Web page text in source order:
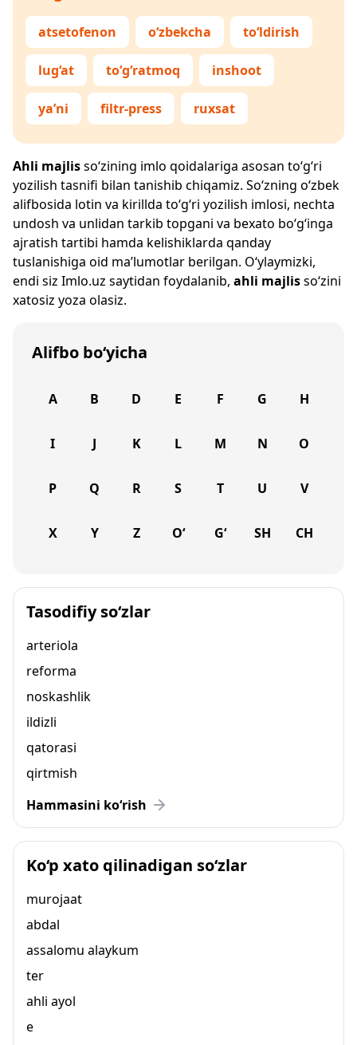
atsetofenon o‘zbekcha to‘ldirish
lug‘at to‘g‘ratmoq inshoot
ya’ni filtr-press ruxsat
Ahli majlisso‘zining imlo qoidalariga asosan to‘g‘ri
yozilish tasnifi bilan tanishib chiqamiz. So‘zning o‘zbek
alifbosida lotin va kirillda to‘g‘ri yozilish imlosi, nechta
undosh va unlidan tarkib topgani va bexato bo‘g‘inga
ajratish tartibi hamda kelishiklarda qanday
tuslanishiga oid ma’lumotlar berilgan. O‘ylaymizki,
endi siz Imlo.uz saytidan foydalanib, ahli majlisso‘zini
xatosiz yoza olasiz.
Alifbo bo‘yicha
A B D E F G H
I J K L M N O
P Q R S T U V
X Y Z O‘ G‘ SH CH
Tasodifiy so‘zlar
arteriola
reforma
noskashlik
ildizli
qatorasi
qirtmish
Hammasini ko‘rish
Ko‘p xato qilinadigan so‘zlar
murojaat
abdal
assalomu alaykum
ter
ahli ayol
e